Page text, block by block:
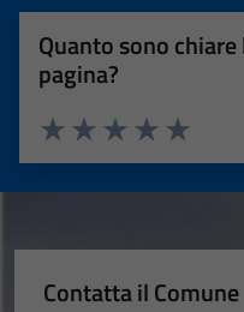
Quanto sono
pagina?
Valuta 5
Valuta 4
Valuta 3 stelle
Valuta 2 stelle su 5
Valuta 1 stelle su 5
Contatta il Comune